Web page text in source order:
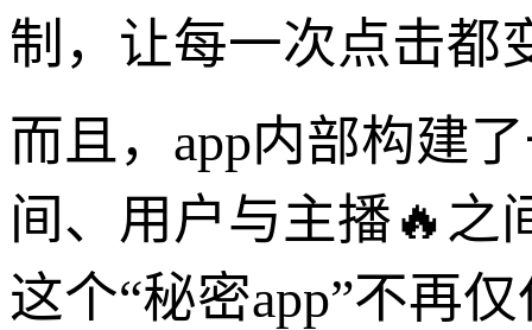
制，让每一次点击都
而且，app内部构建
间、用户与主播🔥之
这个“秘密app”不再